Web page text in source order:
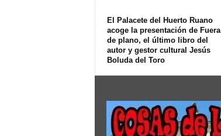
El Palacete del Huerto Ruano
acoge la presentación de Fuera
de plano, el último libro del
autor y gestor cultural Jesús
Boluda del Toro